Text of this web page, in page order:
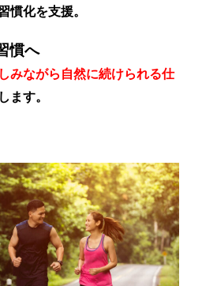
慣化を支援。
慣へ
みながら自然に続けられる仕
ます。